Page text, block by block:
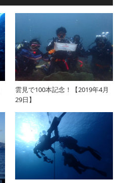
雲見で100本記念！【2019年4月
29日】